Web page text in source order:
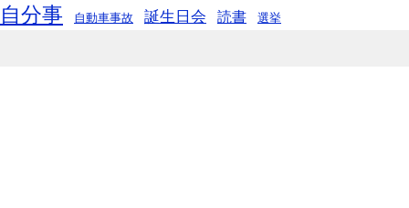
自分事 自動車事故 誕生日会 読書 選挙